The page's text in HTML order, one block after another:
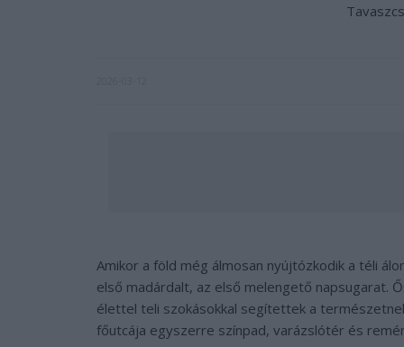
Amikor a föld még álmosan nyújtózkodik a téli
első madárdalt, az első melengető napsugarat.
élettel teli szokásokkal segítettek a
főutcája egyszerre színpad, varázslótér és